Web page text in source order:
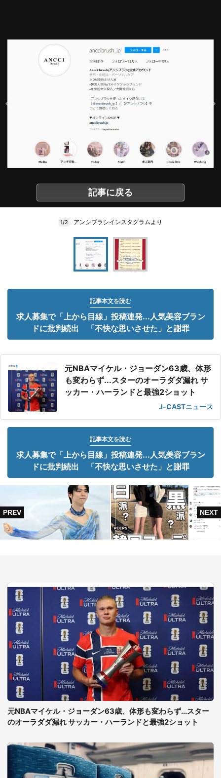
記事に戻る
1/2 アンシブラシインスタグラムより
記事本文を読む
求人募集で「上から目線」投稿連発...人気美容ブラン
ドに批判続出 「不快な思いさせた」と謝罪
元NBAマイケル・ジョーダン63歳、体形
も変わらず...スターのオーラダダ漏れ サ
ッカー・ハーランドと最強2ショット
J-CASTニュース
記事本文を読む
求人募集で「上から目線」投稿連発...人気美容ブラン
ドに批判続出 「不快な思いさせた」と謝罪
元NBAマイケル・ジョーダン63歳、体形も変わらず...スター
のオーラダダ漏れ サッカー・ハーランドと最強2ショット